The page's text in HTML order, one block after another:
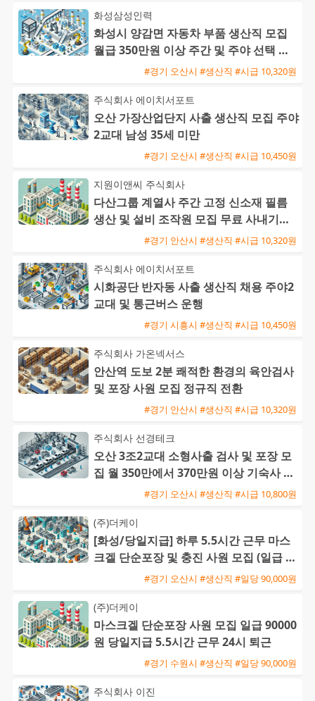
화성삼성인력
화성시 양감면 자동차 부품 생산직 모집
월급 350만원 이상 주간 및 주야 선택 가
능 초보 및 외국인 환영
#경기 오산시 #생산직 #시급 10,320원
주식회사 에이치서포트
오산 가장산업단지 사출 생산직 모집 주야
2교대 남성 35세 미만
#경기 오산시 #생산직 #시급 10,450원
지원이앤씨 주식회사
다산그룹 계열사 주간 고정 신소재 필름
생산 및 설비 조작원 모집 무료 사내기숙
#경기 안산시 #생산직 #시급 10,320원
주식회사 에이치서포트
시화공단 반자동 사출 생산직 채용 주야2
교대 및 통근버스 운행
#경기 시흥시 #생산직 #시급 10,450원
주식회사 가온넥서스
안산역 도보 2분 쾌적한 환경의 육안검사
및 포장 사원 모집 정규직 전환
#경기 안산시 #생산직 #시급 10,320원
주식회사 선경테크
오산 3조2교대 소형사출 검사 및 포장 모
집 월 350만에서 370만원 이상 기숙사 지
원 및 통근버스 운행
#경기 오산시 #생산직 #시급 10,800원
(주)더케이
[화성/당일지급] 하루 5.5시간 근무 마스
크겔 단순포장 및 충진 사원 모집 (일급 9
#경기 오산시 #생산직 #일당 90,000원
(주)더케이
마스크겔 단순포장 사원 모집 일급 90000
원 당일지급 5.5시간 근무 24시 퇴근
#경기 수원시 #생산직 #일당 90,000원
주식회사 이진